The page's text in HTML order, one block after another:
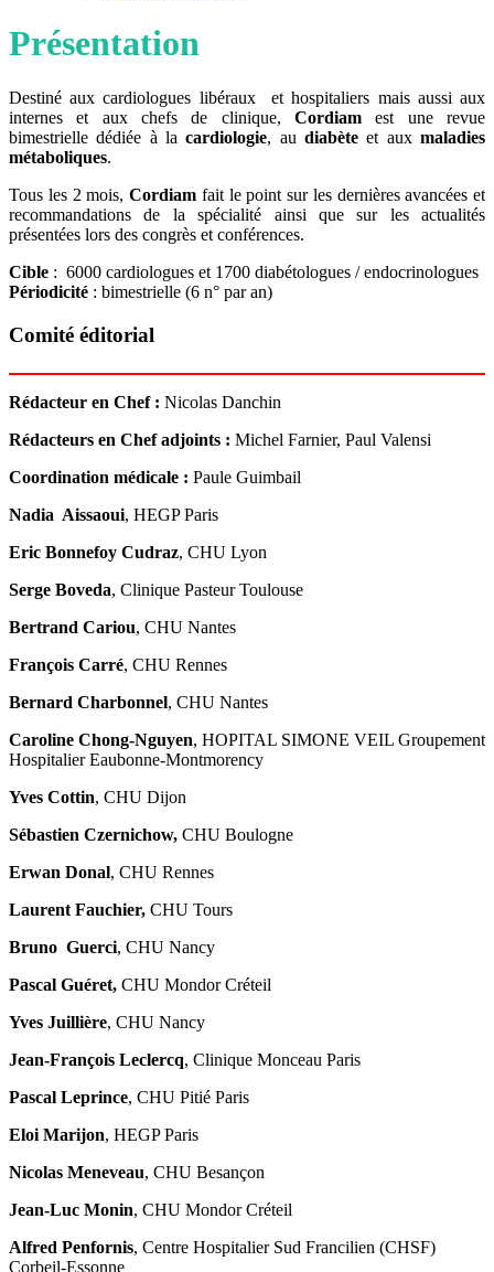
Présentation
Destiné aux cardiologues libéraux et hospitaliers mais aussi aux
internes et aux chefs de clinique, Cordiam est une revue
bimestrielle dédiée à lacardiologie, audiabète et auxmaladies
métaboliques.
Tous les 2 mois, Cordiam fait le point sur les dernières avancées et
recommandations de la spécialité ainsi que sur les actualités
présentées lors des congrès et conférences.
Cible : 6000 cardiologues et 1700 diabétologues / endocrinologues
Périodicité : bimestrielle (6 n° par an)
Comité éditorial
Rédacteur en Chef: Nicolas Danchin
Rédacteurs en Chefadjoints : Michel Farnier, Paul Valensi
Coordination médicale : Paule Guimbail
Nadia Aissaoui, HEGP Paris
Eric Bonnefoy Cudraz, CHU Lyon
Serge Boveda, Clinique Pasteur Toulouse
Bertrand Cariou, CHU Nantes
François Carré, CHU Rennes
Bernard Charbonnel, CHU Nantes
Caroline Chong-Nguyen, HOPITAL SIMONE VEIL Groupement
Hospitalier Eaubonne-Montmorency
Yves Cottin, CHU Dijon
Sébastien Czernichow, CHU Boulogne
Erwan Donal, CHU Rennes
Laurent Fauchier, CHU Tours
Bruno Guerci, CHU Nancy
Pascal Guéret, CHU Mondor Créteil
Yves Juillière, CHU Nancy
Jean-François Leclercq, Clinique Monceau Paris
Pascal Leprince, CHU Pitié Paris
Eloi Marijon, HEGP Paris
Nicolas Meneveau, CHU Besançon
Jean-Luc Monin, CHU Mondor Créteil
Alfred Penfornis, Centre Hospitalier Sud Francilien (CHSF)
Corbeil-Essonne